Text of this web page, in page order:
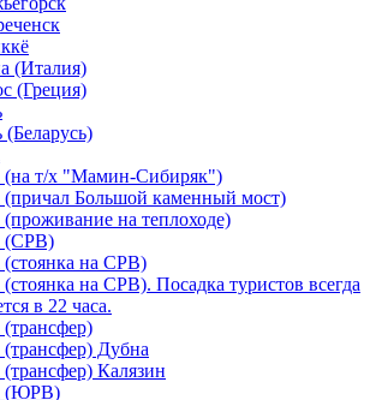
(Италия)
(Греция)
(на т/х "Мамин-Сибиряк")
Большой каменный мост)
на теплоходе)
(СРВ)
на СРВ)
на СРВ). Посадка туристов всегда
в 22 часа.
Дубна
Калязин
(ЮРВ)